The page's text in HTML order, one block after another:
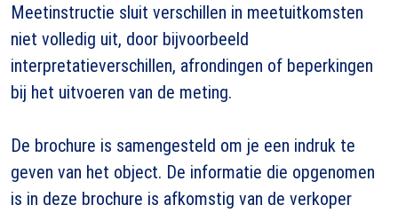
Meetinstructie sluit verschillen in meetuitkomsten
niet volledig uit, door bijvoorbeeld
interpretatieverschillen, afrondingen of beperkingen
bij het uitvoeren van de meting.
De brochure is samengesteld om je een indruk te
geven van het object. De informatie die opgenomen
is in deze brochure is afkomstig van de verkoper